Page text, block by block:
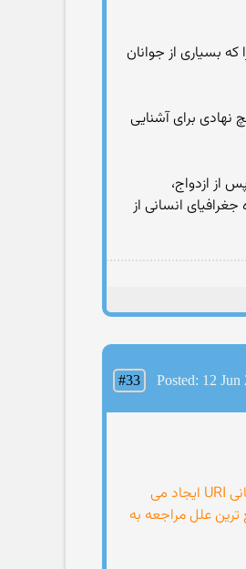
بسیاری از جوانان
برای آشنایی
از ازدواج،
انسانی از
#33 Posted: 12 Jun
برای کودکان و همچنین والدین آنها، یکی از دردسرسازترین مشکلات تنفسی کودکان که معمولا به دنبال سرماخوردگی و دیگر عفونت های دستگاه تنفسی فوقانی URI ایجاد می
علل مراجعه به